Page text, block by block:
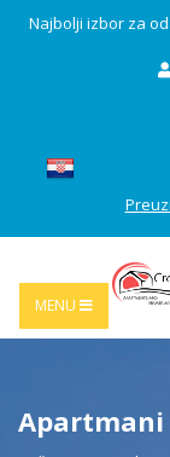
Najbolji izbor za
MENU
Apartmani